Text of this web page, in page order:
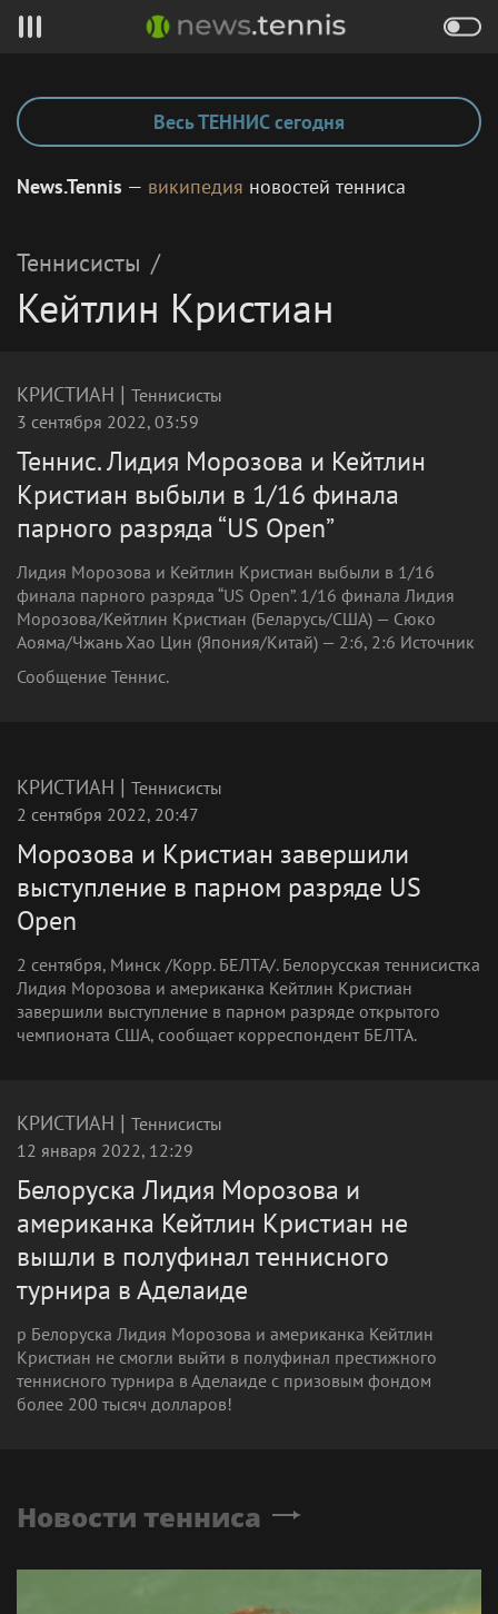
Весь ТЕННИС сегодня
News.Tennis — википедия новостей тенниса
Теннисисты /
Кейтлин Кристиан
КРИСТИАН | Теннисисты
3 сентября 2022, 03:59
Теннис. Лидия Морозова и Кейтлин
Кристиан выбыли в 1/16 финала
парного разряда “US Open”
Лидия Морозова и Кейтлин Кристиан выбыли в 1/16
финала парного разряда “US Open”. 1/16 финала Лидия
Морозова/Кейтлин Кристиан (Беларусь/США) — Сюко
Аояма/Чжань Хао Цин (Япония/Китай) — 2:6, 2:6 Источник
Сообщение Теннис.
КРИСТИАН | Теннисисты
2 сентября 2022, 20:47
Морозова и Кристиан завершили
выступление в парном разряде US
Open
2 сентября, Минск /Корр. БЕЛТА/. Белорусская теннисистка
Лидия Морозова и американка Кейтлин Кристиан
завершили выступление в парном разряде открытого
чемпионата США, сообщает корреспондент БЕЛТА.
КРИСТИАН | Теннисисты
12 января 2022, 12:29
Белоруска Лидия Морозова и
американка Кейтлин Кристиан не
вышли в полуфинал теннисного
турнира в Аделаиде
p Белоруска Лидия Морозова и американка Кейтлин
Кристиан не смогли выйти в полуфинал престижного
теннисного турнира в Аделаиде с призовым фондом
более 200 тысяч долларов!
Новости тенниса